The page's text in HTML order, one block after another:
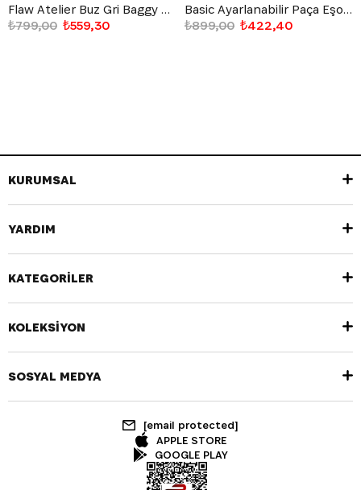
Flaw Atelier Buz Gri Baggy Eşofman Altı
₺559,30
₺799,00
Basic Ayarlanabilir Paça Eşofman Altı Kahverengi
₺422,40
₺899,00
KURUMSAL
YARDIM
KATEGORİLER
KOLEKSİYON
SOSYAL MEDYA
[email protected]
APPLE STORE
GOOGLE PLAY